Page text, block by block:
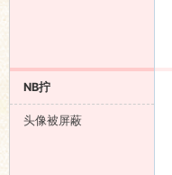
NB拧
头像被屏蔽